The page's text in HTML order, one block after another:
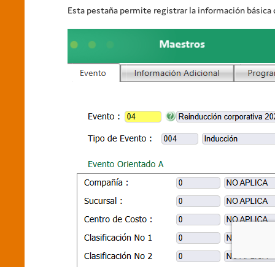
Esta pestaña permite registrar la información básica